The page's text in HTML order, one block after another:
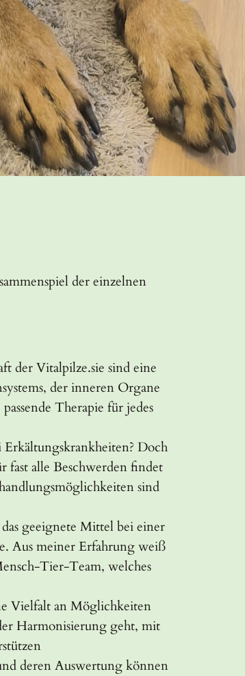
der einzelnen
sind eine
der inneren Organe
Therapie für jedes
Doch
fast alle Beschwerden findet
sind
Mittel bei einer
Aus meiner Erfahrung weiß
Tier-Team, welches
an Möglichkeiten
Harmonisierung geht, mit
Auswertung können